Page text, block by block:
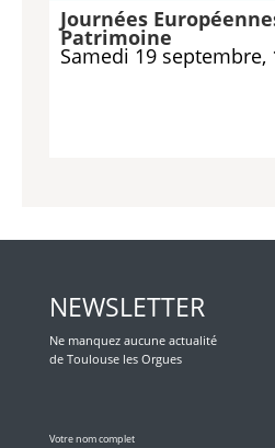
Journées
Patrimoine
Samedi 19 septembre,
NEWSLETTER
Ne manquez aucune actualité
de Toulouse les Orgues
Votre nom complet